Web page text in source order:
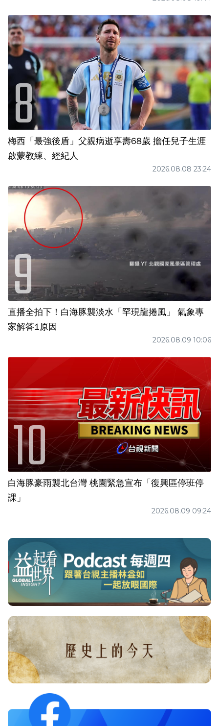
梅西「最強後盾」父親病逝享壽68歲 擔任兒子生涯
啟蒙教練、經紀人
2026.08.08 23:24
直播全拍下！白海豚襲淡水「罕現龍捲風」 氣象專
家解答1原因
2026.08.09 10:06
白海豚豪雨襲北台灣 桃園緊急宣布「復興區停班停
課」
2026.08.09 09:24